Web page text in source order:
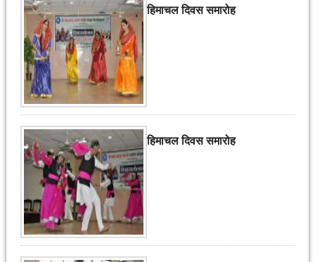
हिमाचल दिवस समारोह
हिमाचल दिवस समारोह